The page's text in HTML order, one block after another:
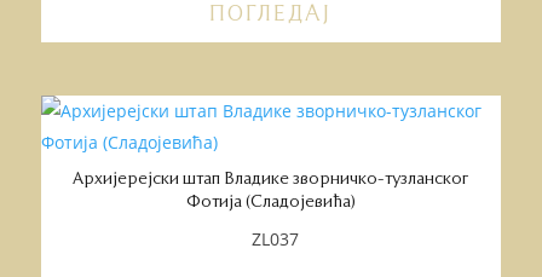
ПОГЛЕДАЈ
Архијерејски штап Владике зворничко-тузланског
Фотија (Сладојевића)
ZL037